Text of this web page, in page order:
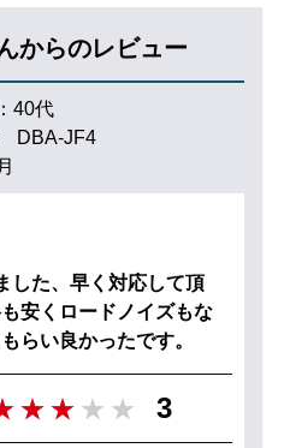
からのレビュー
40代
DBA-JF4
した、早く対応して頂
安くロードノイズもな
らい良かったです。
3